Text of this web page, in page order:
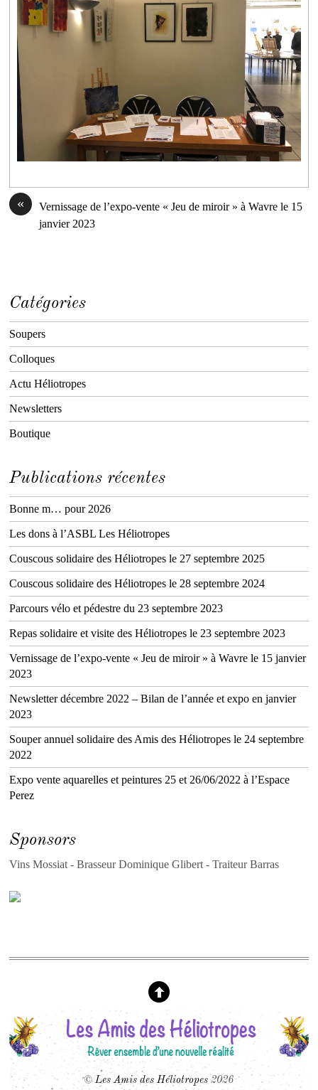
«
Vernissage de l’expo-vente « Jeu de miroir » à Wavre le 15
janvier 2023
Catégories
Soupers
Colloques
Actu Héliotropes
Newsletters
Boutique
Publications récentes
Bonne m… pour 2026
Les dons à l’ASBL Les Héliotropes
Couscous solidaire des Héliotropes le 27 septembre 2025
Couscous solidaire des Héliotropes le 28 septembre 2024
Parcours vélo et pédestre du 23 septembre 2023
Repas solidaire et visite des Héliotropes le 23 septembre 2023
Vernissage de l’expo-vente « Jeu de miroir » à Wavre le 15 janvier
2023
Newsletter décembre 2022 – Bilan de l’année et expo en janvier
2023
Souper annuel solidaire des Amis des Héliotropes le 24 septembre
2022
Expo vente aquarelles et peintures 25 et 26/06/2022 à l’Espace
Perez
Sponsors
Vins Mossiat - Brasseur Dominique Glibert - Traiteur Barras
©Les Amis des Héliotropes 2026